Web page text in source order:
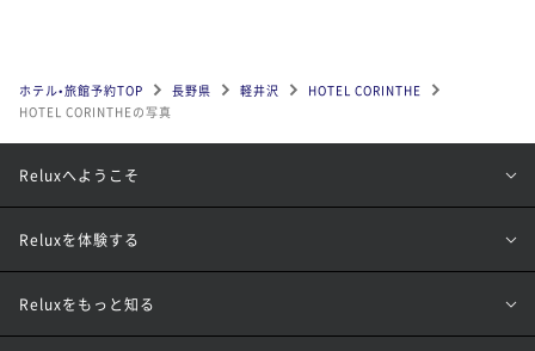
ホテル•旅館予約TOP 長野県 軽井沢
HOTEL CORINTHE
HOTEL CORINTHEの写真
Reluxへようこそ
Reluxを体験する
Reluxをもっと知る